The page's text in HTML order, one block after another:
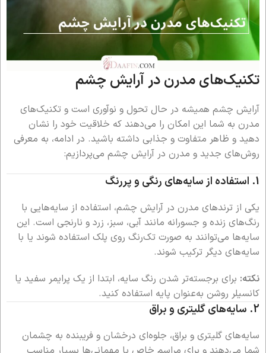
تکنیک‌های مدرن در آرایش چشم
آرایش چشم همیشه در حال تحول و نوآوری است و تکنیک‌های
مدرن به شما این امکان را می‌دهند که خلاقیت خود را نشان
دهید و ظاهر متفاوت و جذابی داشته باشید. در ادامه، به معرفی
روش‌های جدید و مدرن در آرایش چشم می‌پردازیم:
1. استفاده از سایه‌های رنگی و پررنگ
یکی از ترندهای مدرن در آرایش چشم، استفاده از سایه‌هایی با
رنگ‌های زنده و جسورانه مانند آبی، سبز، زرد و نارنجی است. این
سایه‌ها می‌توانند به صورت تک‌رنگ روی پلک استفاده شوند یا با
سایه‌های دیگر ترکیب شوند.
نکته: برای برجسته‌تر شدن رنگ سایه، ابتدا از یک پرایمر سفید یا
کانسیلر روشن به‌عنوان پایه استفاده کنید.
2. سایه‌های گلیتری و براق
سایه‌های گلیتری و براق، جلوه‌ای درخشان و فریبنده به چشمان